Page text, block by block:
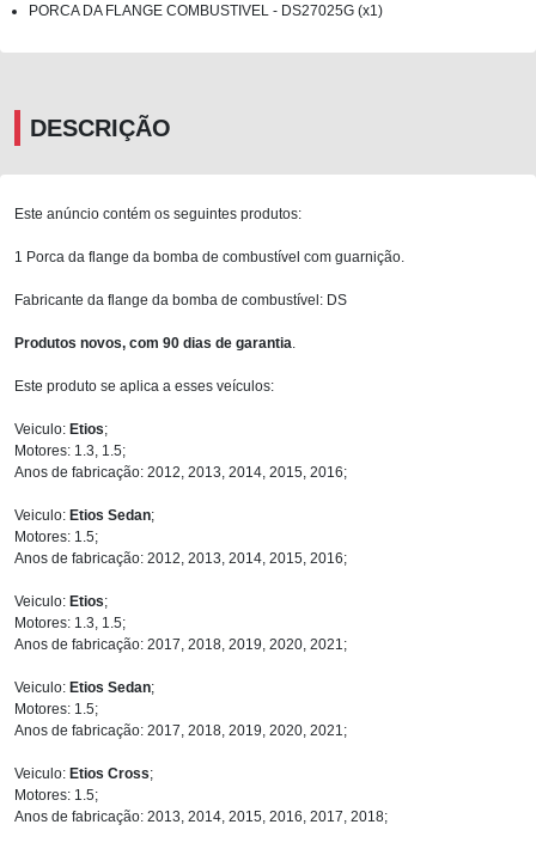
PORCA DA FLANGE COMBUSTIVEL - DS27025G (x1)
DESCRIÇÃO
Este anúncio contém os seguintes produtos:
1 Porca da flange da bomba de combustível com guarnição.
Fabricante da flange da bomba de combustível: DS
Produtos novos, com 90 dias de garantia
Este produto se aplica a esses veículos:
Veiculo: Etios;
Motores: 1.3, 1.5;
Anos de fabricação: 2012, 2013, 2014, 2015, 2016;
Veiculo: Etios Sedan;
Motores: 1.5;
Anos de fabricação: 2012, 2013, 2014, 2015, 2016;
Veiculo: Etios;
Motores: 1.3, 1.5;
Anos de fabricação: 2017, 2018, 2019, 2020, 2021;
Veiculo: Etios Sedan;
Motores: 1.5;
Anos de fabricação: 2017, 2018, 2019, 2020, 2021;
Veiculo: Etios Cross;
Motores: 1.5;
Anos de fabricação: 2013, 2014, 2015, 2016, 2017, 2018;